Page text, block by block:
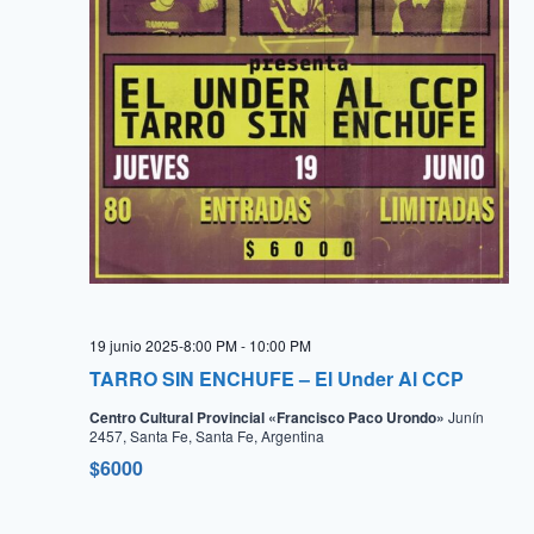
TARRO SIN ENCHUFE – El Under Al CCP
19 junio 2025-8:00 PM- 10:00 PM
Centro Cultural Provincial «Francisco Paco Urondo» Junín
2457, Santa Fe, Santa Fe, Argentina
$6000